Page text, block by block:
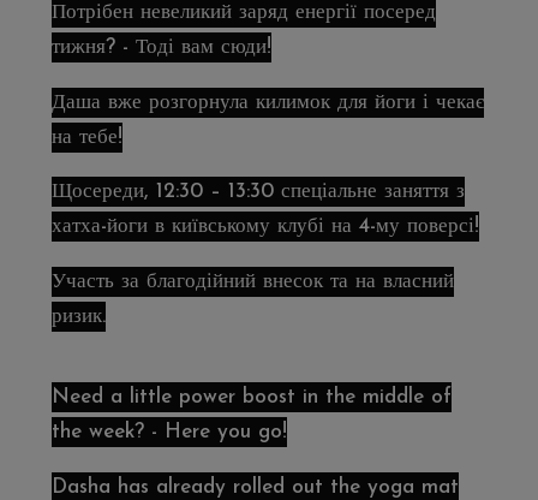
Потрібен невеликий заряд енергії посеред
тижня? - Тоді вам сюди!
Даша вже розгорнула килимок для йоги і чекає
на тебе!
Щосереди, 12:30 – 13:30 спеціальне заняття з
хатха-йоги в київському клубі на 4-му поверсі!
Участь за благодійний внесок та на власний
ризик.
Need a little power boost in the middle of
the week? - Here you go!
Dasha has already rolled out the yoga mat